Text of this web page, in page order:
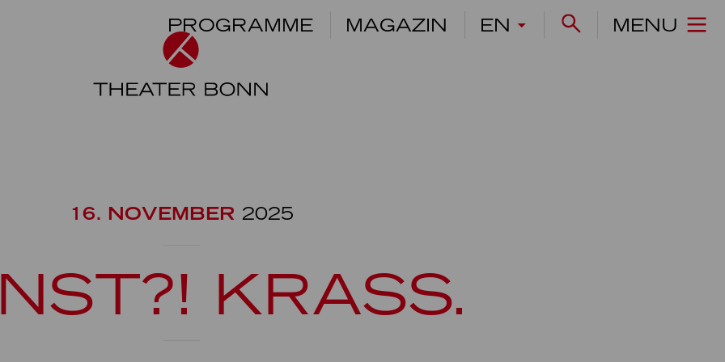
PROGRAMME MAGAZIN EN MENU
16. NOVEMBER 2025
KRASS.